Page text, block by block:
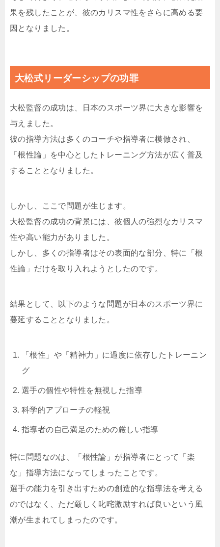
果を残したことが、彼のカリスマ性をさらに高める要
因となりました。
大松式リーダーシップの功罪
大松監督の成功は、日本のスポーツ界に大きな影響を
与えました。
彼の指導方法は多くのコーチや指導者に模倣され、
「根性論」を中心としたトレーニング方法が広く普及
することとなりました。
しかし、ここで問題が生じます。
大松監督の成功の背景には、彼個人の強烈なカリスマ
性や高い能力がありました。
しかし、多くの指導者はその表面的な部分、特に「根
性論」だけを取り入れようとしたのです。
結果として、以下のような問題が日本のスポーツ界に
蔓延することとなりました。
「根性」や「精神力」に過度に依存したトレーニン
グ
選手の個性や特性を無視した指導
科学的アプローチの軽視
指導者の自己満足のための厳しい指導
特に問題なのは、「根性論」が指導者にとって「楽
な」指導方法になってしまったことです。
選手の能力を引き出すための創造的な指導法を考える
のではなく、ただ厳しく叱咤激励すれば良いという風
潮が生まれてしまったのです。